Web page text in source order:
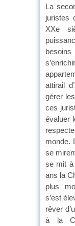
La
juristes
XXe
attirail
gérer
ces
évaluer
monde.
se
se mit à
ans la
plus
s’est
rêver
à la